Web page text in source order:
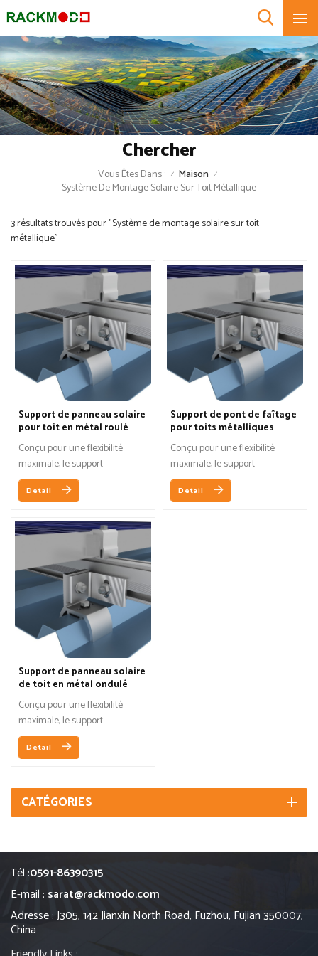
Chercher
Vous Êtes Dans : / Maison /
Système De Montage Solaire Sur Toit Métallique
3 résultats trouvés pour "Système de montage solaire sur toit
métallique"
Support de panneau solaire
pour toit en métal roulé
Conçu pour une flexibilité
maximale, le support
RidgeBridge™ peut être fixé à
la plupart des profils de toit
trapézoïdaux.
Detail
Support de pont de faîtage
pour toits métalliques
enroulés
Conçu pour une flexibilité
maximale, le support
RidgeBridge™ peut être fixé à
la plupart des profils de toit
Detail
Support de panneau solaire
de toit en métal ondulé
trapézoïdal
Conçu pour une flexibilité
maximale, le support
RidgeBridge™ peut être fixé à
la plupart des profils de toit
Detail
CATÉGORIES
Tél :0591-86390315
E-mail : sarat@rackmodo.com
Adresse : J305, 142 Jianxin North Road, Fuzhou, Fujian 350007,
China